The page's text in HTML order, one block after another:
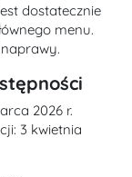
dostatecznie
menu.
naprawy.
2026 r.
3 kwietnia